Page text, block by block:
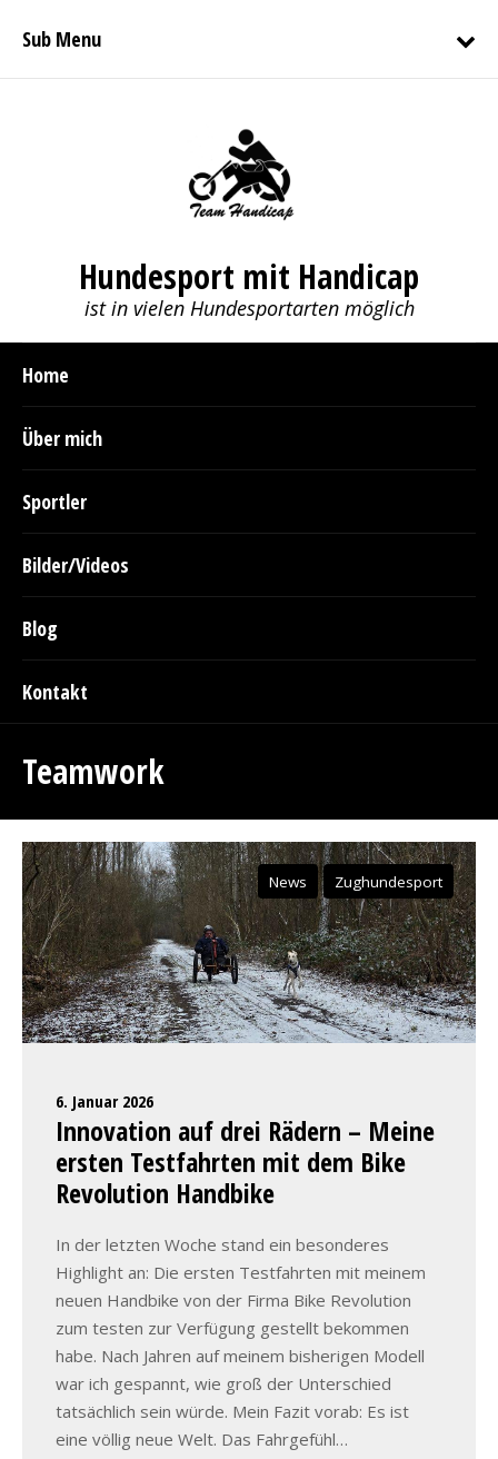
Sub Menu
Hundesport mit Handicap
ist in vielen Hundesportarten möglich
Home
Über mich
Sportler
Bilder/Videos
Blog
Kontakt
Teamwork
News Zughundesport
6. Januar 2026
Innovation auf drei Rädern – Meine
ersten Testfahrten mit dem Bike
Revolution Handbike
In der letzten Woche stand ein besonderes
Highlight an: Die ersten Testfahrten mit meinem
neuen Handbike von der Firma Bike Revolution
zum testen zur Verfügung gestellt bekommen
habe. Nach Jahren auf meinem bisherigen Modell
war ich gespannt, wie groß der Unterschied
tatsächlich sein würde. Mein Fazit vorab: Es ist
eine völlig neue Welt. Das Fahrgefühl…